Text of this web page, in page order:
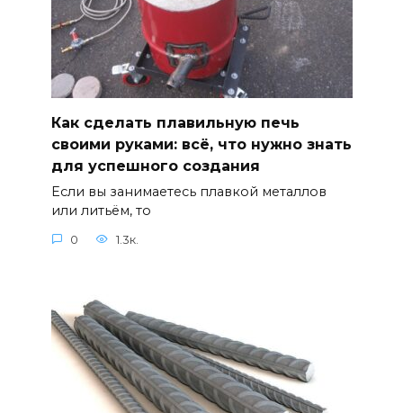
Как сделать плавильную печь
своими руками: всё, что нужно знать
для успешного создания
Если вы занимаетесь плавкой металлов
или литьём, то
0 1.3к.